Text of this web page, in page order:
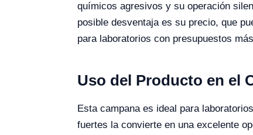
químicos agresivos y su operación
posible desventaja es su precio, que
para laboratorios con presupuestos
Uso del Producto en el
Esta campana es ideal para
fuertes la convierte en una excelente